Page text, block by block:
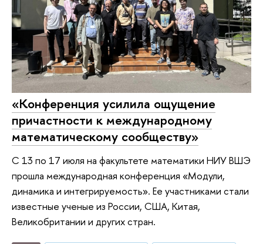
«Конференция усилила ощущение
причастности к международному
математическому сообществу»
С 13 по 17 июля на факультете математики НИУ ВШЭ
прошла международная конференция «Модули,
динамика и интегрируемость». Ее участниками стали
известные ученые из России, США, Китая,
Великобритании и других стран.